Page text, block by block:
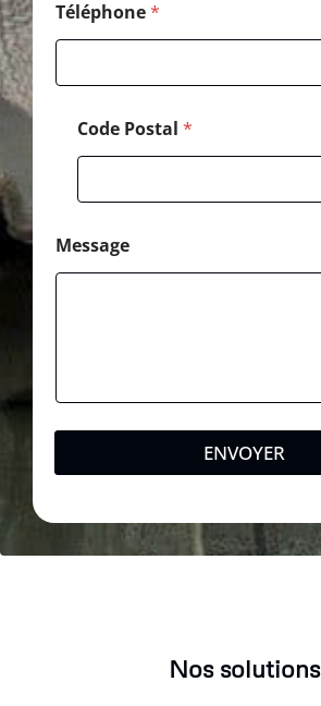
Téléphone*
Code Postal *
Message
ENVOYER
Nos solutions